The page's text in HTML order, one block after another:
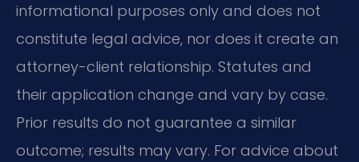
informational purposes only and does not
constitute legal advice, nor does it create an
attorney-client relationship. Statutes and
their application change and vary by case.
Prior results do not guarantee a similar
outcome; results may vary. For advice about